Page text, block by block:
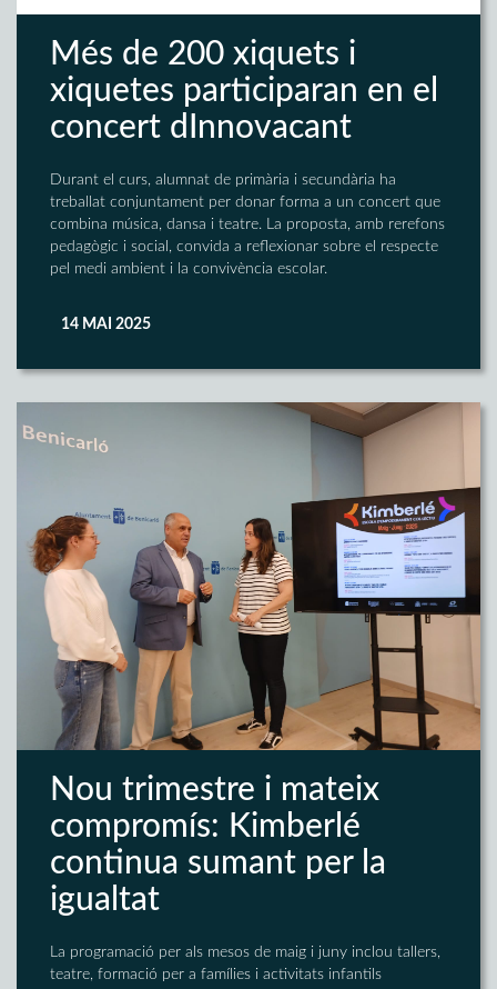
Més de 200 xiquets i
xiquetes participaran en el
concert dInnovacant
Durant el curs, alumnat de primària i secundària ha
treballat conjuntament per donar forma a un concert que
combina música, dansa i teatre. La proposta, amb rerefons
pedagògic i social, convida a reflexionar sobre el respecte
pel medi ambient i la convivència escolar.
14 MAI 2025
Nou trimestre i mateix
compromís: Kimberlé
continua sumant per la
igualtat
La programació per als mesos de maig i juny inclou tallers,
teatre, formació per a famílies i activitats infantils